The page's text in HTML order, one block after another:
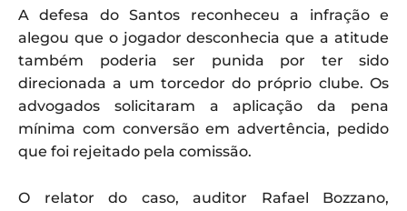
A defesa do Santos reconheceu a infração e
alegou que o jogador desconhecia que a atitude
também poderia ser punida por ter sido
direcionada a um torcedor do próprio clube. Os
advogados solicitaram a aplicação da pena
mínima com conversão em advertência, pedido
que foi rejeitado pela comissão.
O relator do caso, auditor Rafael Bozzano,